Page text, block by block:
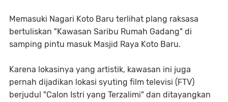
Memasuki Nagari Koto Baru terlihat plang raksasa
bertuliskan "Kawasan Saribu Rumah Gadang" di
samping pintu masuk Masjid Raya Koto Baru.
Karena lokasinya yang artistik, kawasan ini juga
pernah dijadikan lokasi syuting film televisi (FTV)
berjudul "Calon Istri yang Terzalimi" dan ditayangkan